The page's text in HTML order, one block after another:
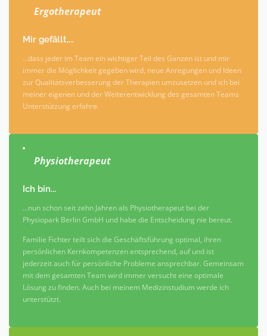
Ergotherapeut
Mir gefällt,...
…dass jeder im Team ein wichtiger Teil des Ganzen ist und mir
immer die Möglichkeit gegeben wird, neue Anregungen und Ideen
zur Qualitätsverbesserung der Therapien umzusetzen und ich bei
meiner eigenen und der Weiterentwicklung des gesamten Teams
Unterstützung erfahre.
Physiotherapeut
Ich bin...
…nun schon seit zehn Jahren als Physiotherapeut bei der
Physiopark Berlin GmbH und habe die Entscheidung nie bereut.
Familie Fichter teilt sich die Geschäftsführung optimal, ihren
persönlichen Kernkompetenzen entsprechend, auf und ist
jederzeit auch für persönliche Probleme ansprechbar. Gemeinsam
mit dem gesamten Team wird immer versucht eine optimale
Lösung zu finden. Auch bei meinem Medizinstudium werde ich
unterstützt.